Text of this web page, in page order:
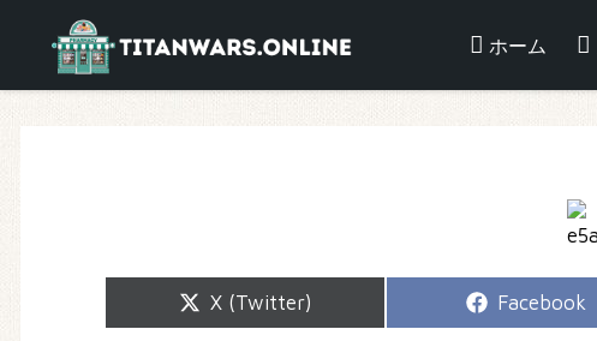
ホーム
Share
X (Twitter)
Share
Facebook